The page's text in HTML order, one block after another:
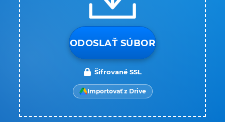
ODOSLAŤ SÚBOR
Šifrované SSL
Importovať z Drive